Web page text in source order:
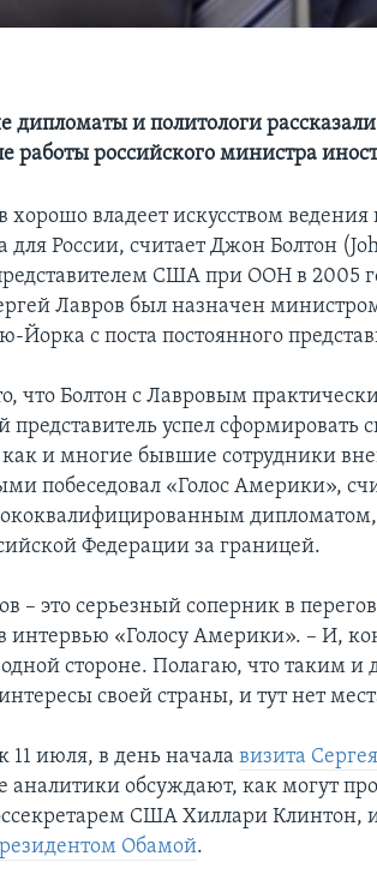
дипломаты и политологи
работы российского министра
хорошо владеет искусством ведения
России, считает Джон Болтон
США при ООН в 2005
Лавров был назначен
Йорка с поста постоянного
что Болтон с Лавровым
представитель успел сформировать
и многие бывшие сотрудники
побеседовал «Голос Америки»,
Федерации за границей.
– это серьезный соперник в
интервью «Голосу Америки». – И,
стороне. Полагаю, что таким
своей страны, и тут нет
11 июля, в день началавизита
аналитики обсуждают, как могут
США Хиллари Клинтон,
Обамой.